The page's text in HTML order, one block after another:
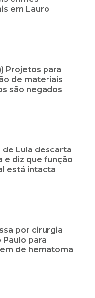
em Lauro
Projetos para
de materiais
são negados
de Lula descarta
e diz que função
está intacta
por cirurgia
Paulo para
de hematoma